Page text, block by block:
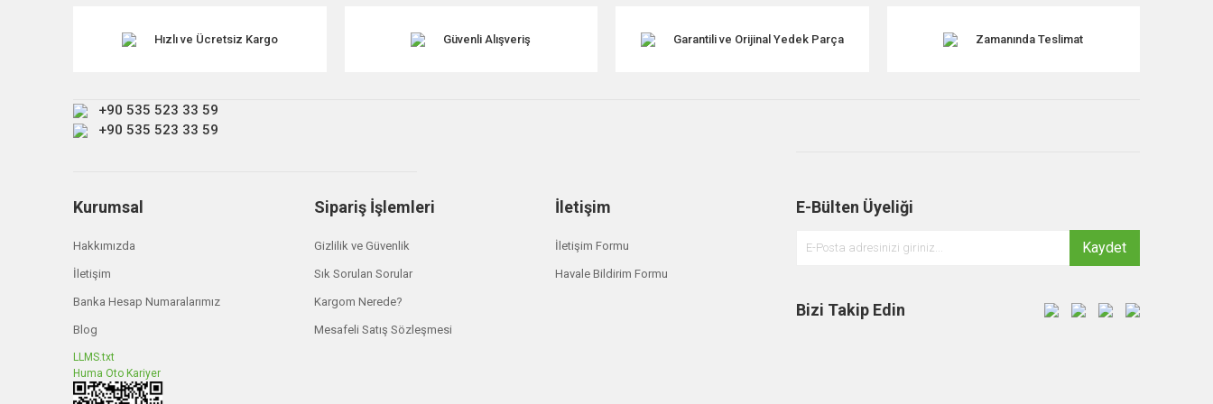
Ürün açıklamasında eksik bilgiler bulunuyor.
Bu ürüne benzer farklı alternatifler olmalı.
Hızlı ve Ücretsiz Kargo Güvenli Alışveriş Garantili ve Orijinal Yedek Parça Zamanında Teslimat
+90 535 523 33 59
+90 535 523 33 59
Kurumsal
Hakkımızda
İletişim
Banka Hesap Numaralarımız
Blog
LLMS.txt
Huma Oto Kariyer
Sipariş İşlemleri
Gizlilik ve Güvenlik
Sık Sorulan Sorular
Kargom Nerede?
Mesafeli Satış Sözleşmesi
İletişim
İletişim Formu
Havale Bildirim Formu
E-Bülten Üyeliği
Kaydet
Bizi Takip Edin